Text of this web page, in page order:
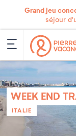
Grand jeu
séjour
WEEK END
ITALIE